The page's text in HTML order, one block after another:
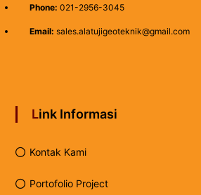
Phone: 021-2956-3045
Email: sales.alatujigeoteknik@gmail.com
Link Informasi
Kontak Kami
Portofolio Project